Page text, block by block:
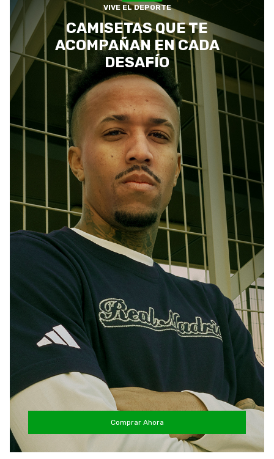
VIVE EL DEPORTE
CAMISETAS QUE TE
ACOMPAÑAN EN CADA
DESAFÍO
Comprar Ahora